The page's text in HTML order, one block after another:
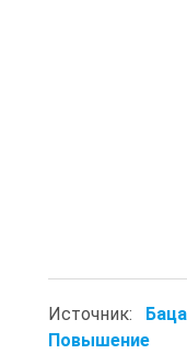
Источник:
Повышение